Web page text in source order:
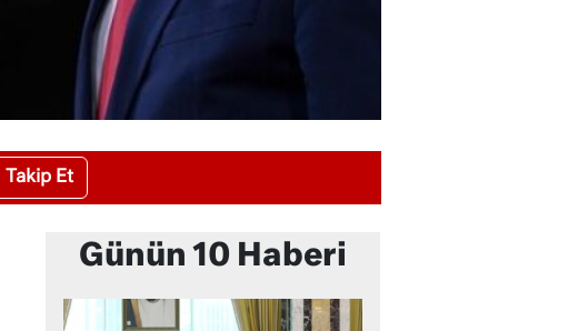
Takip Et
Günün 10 Haberi